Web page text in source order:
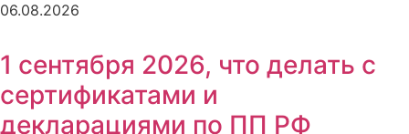
06.08.2026
1 сентября 2026, что делать с
сертификатами и
декларациями по ПП РФ